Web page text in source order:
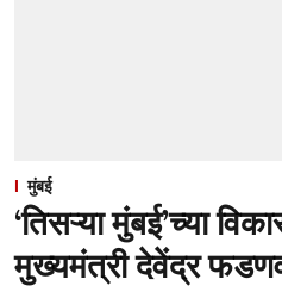
मुंबई
‘तिसऱ्या मुंबई’च्या
मुख्यमंत्री देवेंद्र